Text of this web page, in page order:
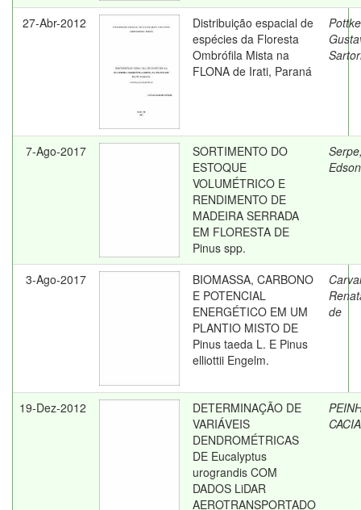
27-Abr-2012
Distribuição espacial de
espécies da Floresta
Ombrófila Mista na
FLONA de Irati, Paraná
7-Ago-2017
SORTIMENTO DO
ESTOQUE
VOLUMÉTRICO E
RENDIMENTO DE
MADEIRA SERRADA
EM FLORESTA DE
Pinus spp.
3-Ago-2017
BIOMASSA, CARBONO
E POTENCIAL
ENERGÉTICO EM UM
PLANTIO MISTO DE
Pinus taeda L. E Pinus
elliottii Engelm.
de
19-Dez-2012
DETERMINAÇÃO DE
VARIÁVEIS
DENDROMÉTRICAS
DE Eucalyptus
urograndis COM
DADOS LiDAR
AEROTRANSPORTADO